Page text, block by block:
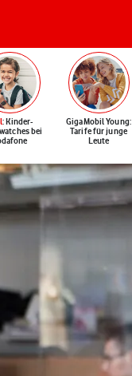
: Kinder-
bei
GigaMobil Young:
Tarife für junge
Leute